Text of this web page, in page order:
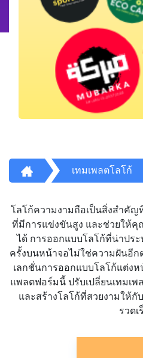
เทมเพลตโลโก้
โลโก้ความงามถือเป็นสิ่งสำคั
ที่มีการแข่งขันสูง และช่วยให้
ได้ การออกแบบโลโก้ที่น่าประ
ครั้งบนหน้าจอไม่ใช่ความฝันอี
เลกชั่นการออกแบบโลโก้แต่ง
แพลตฟอร์มนี้ ปรับเปลี่ยนเทมเ
และสร้างโลโก้ที่สวยงามให้
รวดเ